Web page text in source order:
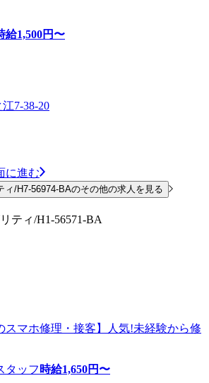
給1,500円〜
7-38-20
に進む
ィ/H7-56974-BAのその他の求人を見る
ティ/H1-56571-BA
スマホ修理・接客】人気!未経験から修
タッフ 時給1,650円〜